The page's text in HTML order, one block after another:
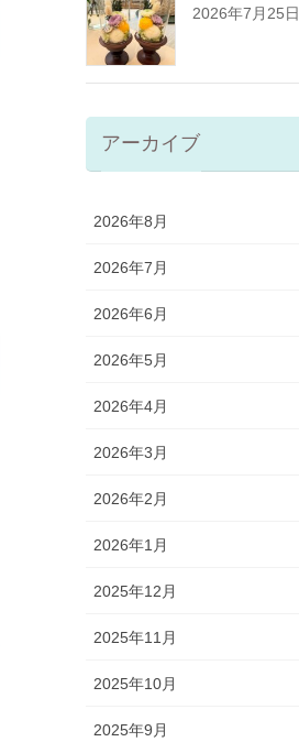
2026年7月25日
アーカイブ
2026年8月
2026年7月
2026年6月
2026年5月
2026年4月
2026年3月
2026年2月
2026年1月
2025年12月
2025年11月
2025年10月
2025年9月